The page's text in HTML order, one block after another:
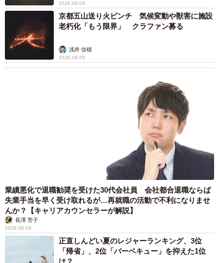
2026.08.09
京都五山送り火ピンチ 気候変動や獣害に施設
老朽化「もう限界」 クラファン募る
浅井 佳穂
2026.08.09
業績悪化で退職勧奨を受けた30代会社員 会社都合退職ならば
失業手当を早く受け取れるが…再就職の活動で不利になりませ
んか？【キャリアカウンセラーが解説】
長澤 芳子
2026.08.09
正直しんどい夏のレジャーランキング、3位
「帰省」、2位「バーベキュー」を抑えた1位
は？